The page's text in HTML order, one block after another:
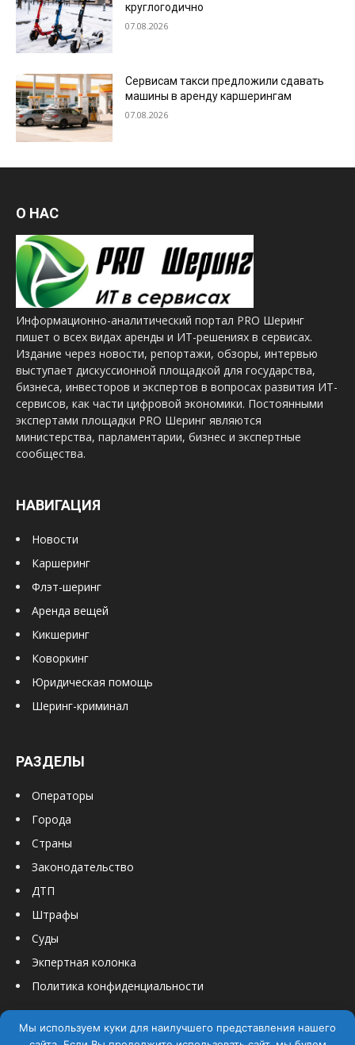
круглогодично
07.08.2026
Сервисам такси предложили сдавать
машины в аренду каршерингам
07.08.2026
О НАС
Информационно-аналитический портал PRO Шеринг
пишет о всех видах аренды и ИТ-решениях в сервисах.
Издание через новости, репортажи, обзоры, интервью
выступает дискуссионной площадкой для государства,
бизнеса, инвесторов и экспертов в вопросах развития ИТ-
сервисов, как части цифровой экономики. Постоянными
экспертами площадки PRO Шеринг являются
министерства, парламентарии, бизнес и экспертные
сообщества.
НАВИГАЦИЯ
Новости
Каршеринг
Флэт-шеринг
Аренда вещей
Кикшеринг
Коворкинг
Юридическая помощь
Шеринг-криминал
РАЗДЕЛЫ
Операторы
Города
Страны
Законодательство
ДТП
Штрафы
Суды
Экпертная колонка
Политика конфиденциальности
Мы используем куки для наилучшего представления нашего